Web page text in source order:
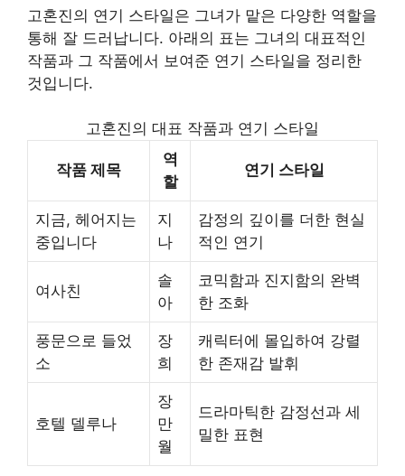
고혼진의 연기 스타일은 그녀가 맡은 다양한 역할을
통해 잘 드러납니다. 아래의 표는 그녀의 대표적인
작품과 그 작품에서 보여준 연기 스타일을 정리한
것입니다.
고혼진의 대표 작품과 연기 스타일
작품 제목
역
할
연기 스타일
지금, 헤어지는
중입니다
지
나
감정의 깊이를 더한 현실
적인 연기
여사친
솔
아
코믹함과 진지함의 완벽
한 조화
풍문으로 들었
소
장
희
캐릭터에 몰입하여 강렬
한 존재감 발휘
호텔 델루나
장
만
월
드라마틱한 감정선과 세
밀한 표현